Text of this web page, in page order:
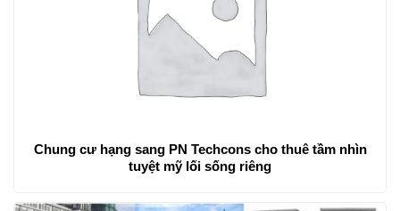
Chung cư hạng sang PN Techcons cho thuê tầm nhìn
tuyệt mỹ lối sống riêng